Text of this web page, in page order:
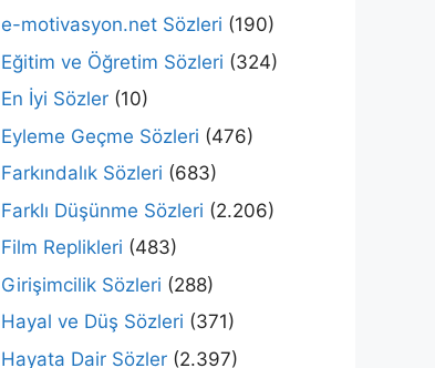
e-motivasyon.net Sözleri (190)
Eğitim ve Öğretim Sözleri (324)
En İyi Sözler (10)
Eyleme Geçme Sözleri (476)
Farkındalık Sözleri (683)
Farklı Düşünme Sözleri (2.206)
Film Replikleri (483)
Girişimcilik Sözleri (288)
Hayal ve Düş Sözleri (371)
Hayata Dair Sözler (2.397)